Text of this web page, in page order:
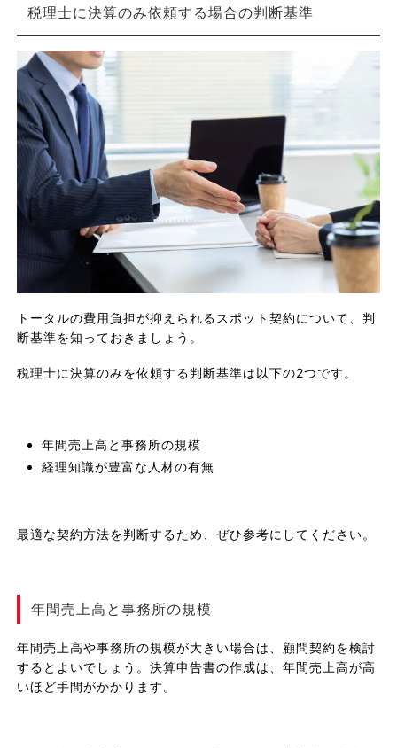
税理士に決算のみ依頼する場合の判断基準
トータルの費用負担が抑えられるスポット契約について、判
断基準を知っておきましょう。
税理士に決算のみを依頼する判断基準は以下の2つです。
年間売上高と事務所の規模
経理知識が豊富な人材の有無
最適な契約方法を判断するため、ぜひ参考にしてください。
年間売上高と事務所の規模
年間売上高や事務所の規模が大きい場合は、顧問契約を検討
するとよいでしょう。決算申告書の作成は、年間売上高が高
いほど手間がかかります。